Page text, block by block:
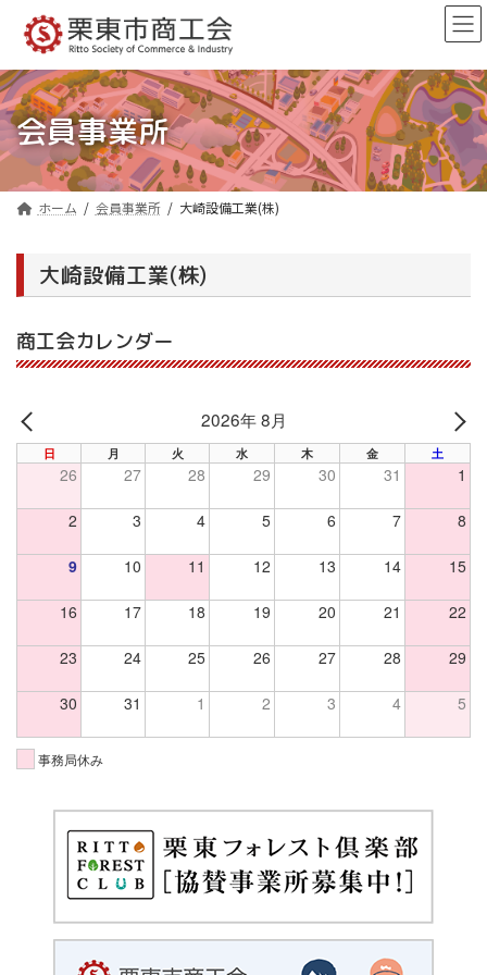
ン
ツ
へ
ス
キ
ッ
ー
シ
ョ
ン
に
移
会員事業所
ホーム 会員事業所 大崎設備工業(株)
大崎設備工業(株)
商工会カレンダー
PREV
2026年 8月
日 月 火 水 木 金 土
26 27 28 29 30 31 1
2 3 4 5 6 7 8
9 10 11 12 13 14 15
16 17 18 19 20 21 22
23 24 25 26 27 28 29
30 31 1 2 3 4 5
事務局休み